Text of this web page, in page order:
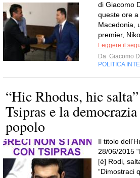
di Giacomo
queste ore
Macedonia,
premier,
Leggere il
Da Giacomo
POLITICA
“Hic Rhodus, hic
Tsipras e la
popolo
Il titolo
28/06/2015
[è] Rodi,
“Dimostraci